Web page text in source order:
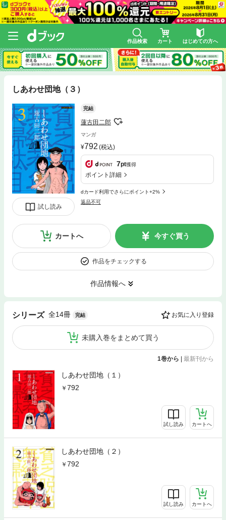
作品検索 カート はじめての方へ
しあわせ団地（３）
試し読み
完結
蓮古田二郎
マンガ
792 (税込)
7pt獲得
ポイント詳細
dカード利用でさらにポイント+2%
返品不可
カートへ 今すぐ買う
作品をチェックする
作品情報へ
シリーズ 全14冊 完結 お気に入り登録
未購入巻をまとめて買う
1巻から | 最新刊から
しあわせ団地（１）
792
試し読み カートへ
しあわせ団地（２）
792
試し読み カートへ